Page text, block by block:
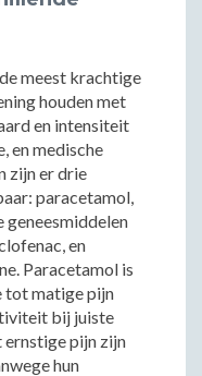
meest krachtige
houden met
en intensiteit
en medische
zijn er drie
paracetamol,
en
Paracetamol is
tot matige pijn
bij juiste
ernstige pijn zijn
hun